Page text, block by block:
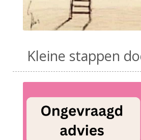
Kleine stappen